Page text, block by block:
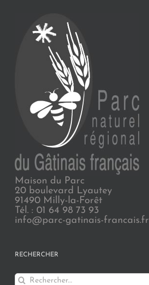
Maison du Parc
20 boulevard Lyautey
91490 Milly-la-Forêt
Tél. : 01 64 98 73 93
info@parc-gatinais-francais.fr
RECHERCHER
Rechercher: